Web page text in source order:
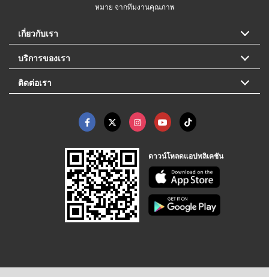
หมาย จากทีมงานคุณภาพ
เกี่ยวกับเรา
บริการของเรา
ติดต่อเรา
ดาวน์โหลดแอปพลิเคชัน